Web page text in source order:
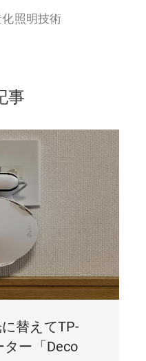
照明技術
事
替えてTP-
ー「Deco